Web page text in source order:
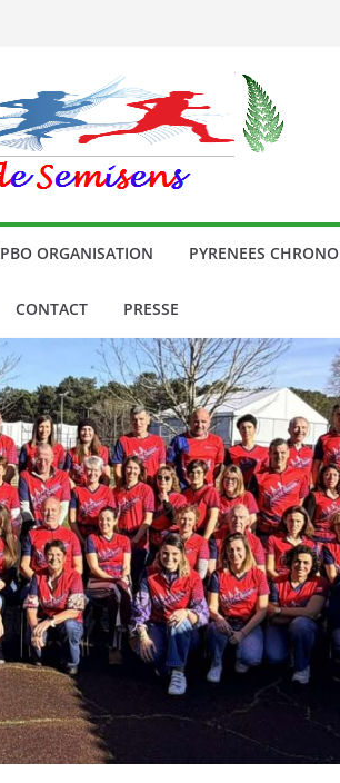
PBO ORGANISATION PYRENEES CHRONO
CONTACT PRESSE